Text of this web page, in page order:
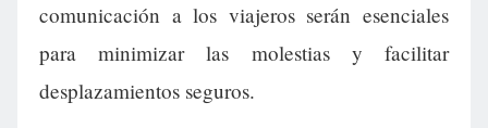
comunicación a los viajeros serán esenciales
para minimizar las molestias y facilitar
desplazamientos seguros.